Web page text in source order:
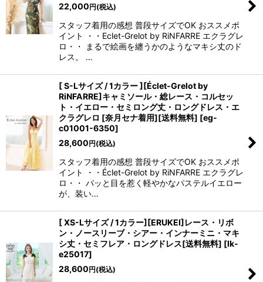
22,000円(税込)
スタッフ着用の感想 普段サイズでOK おススメポ
イント ・・Eclet-Grelot by RiNFARRE エクラグレ
ロ・・ まるで絵画を纏うかのようなマキシ丈のド
レス。 …
[ S-Lサイズ / 1カラー ][Éclet-Grelot by
RiNFARRE]キャミソール・総レース・コルセッ
ト・イエロー・セミロング丈・ロングドレス・エ
クラグレロ [奈月セナ着用][送料無料] [eg-
c01001-6350]
28,600円(税込)
スタッフ着用の感想 普段サイズでOK おススメポ
イント ・・Éclet-Grelot by RiNFARRE エクラグレ
ロ・・ パッと目を惹く軽やかなパステルイエロー
が、装い…
[ XS-Lサイズ / 1カラー][ERUKEI]レース・リボ
ン・ノースリーブ・シアー・インナーミニ・マキ
シ丈・セミフレア・ロングドレス[送料無料] [lk-
e25017]
28,600円(税込)